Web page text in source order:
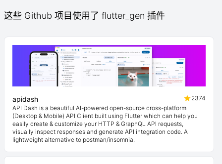
这些 Github 项目使用了 flutter_gen 插件
apidash
2374
API Dash is a beautiful AI-powered open-source cross-platform
(Desktop & Mobile) API Client built using Flutter which can help you
easily create & customize your HTTP & GraphQL API requests,
visually inspect responses and generate API integration code. A
lightweight alternative to postman/insomnia.